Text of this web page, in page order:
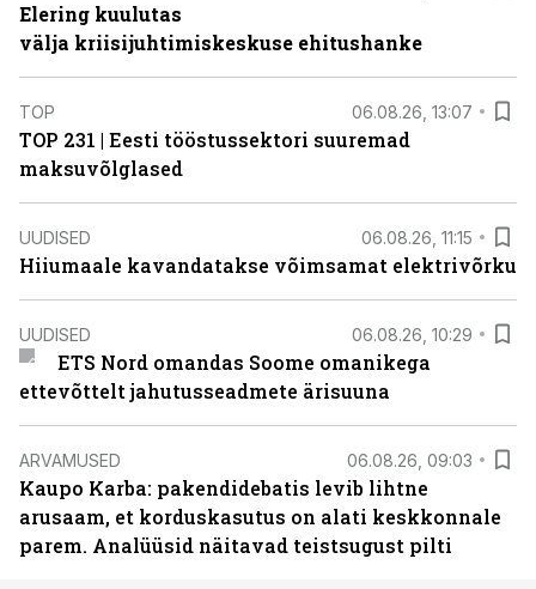
Elering kuulutas
välja kriisijuhtimiskeskuse ehitushanke
TOP 06.08.26, 13:07
TOP 231 | Eesti tööstussektori suuremad
maksuvõlglased
UUDISED 06.08.26, 11:15
Hiiumaale kavandatakse võimsamat elektrivõrku
UUDISED 06.08.26, 10:29
ETS Nord omandas Soome omanikega
ettevõttelt jahutusseadmete ärisuuna
ARVAMUSED 06.08.26, 09:03
Kaupo Karba: pakendidebatis levib lihtne
arusaam, et korduskasutus on alati keskkonnale
parem. Analüüsid näitavad teistsugust pilti